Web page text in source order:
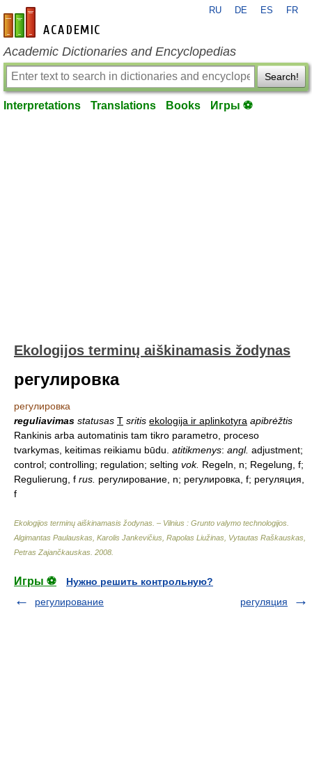
en-academic.com
RU DE ES FR
Academic Dictionaries and Encyclopedias
Search!
Interpretations Translations Books Игры ⚽
Ekologijos terminų aiškinamasis žodynas
регулировка
регулировка
reguliavimas statusas T sritis ekologija ir aplinkotyra apibrėžtis
Rankinis arba automatinis tam tikro parametro, proceso
tvarkymas, keitimas reikiamu būdu. atitikmenys: angl. adjustment;
control; controlling; regulation; selting vok. Regeln, n; Regelung, f;
Regulierung, f rus. регулирование, n; регулировка, f; регуляция,
f
Ekologijos terminų aiškinamasis žodynas. – Vilnius : Grunto valymo technologijos
Algimantas Paulauskas, Karolis Jankevičius, Rapolas Liužinas, Vytautas Raškauskas,
Petras Zajančkauskas 2008
Игры ⚽
Нужно решить контрольную?
регулирование
регуляция